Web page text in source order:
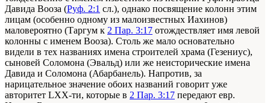
Давида Вооза (Руф. 2:1 сл.), однако посвящение колонн этим
лицам (особенно одному из малоизвестных Иахинов)
маловероятно (Таргум к 2 Пар. 3:17 отождествляет имя левой
колонны с именем Вооза). Столь же мало основательно
видели в тех названиях имена строителей храма (Гезениус),
сыновей Соломона (Эвальд) или же неисторические имена
Давида и Соломона (Абарбанель). Напротив, за
нарицательное значение обоих названий говорит уже
авторитет LXX-ти, которые в 2 Пар. 3:17 передают евр.